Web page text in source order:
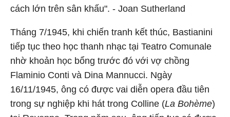
cách lớn trên sân khấu". - Joan Sutherland
Tháng 7/1945, khi chiến tranh kết thúc, Bastianini
tiếp tục theo học thanh nhạc tại Teatro Comunale
nhờ khoản học bổng trước đó với vợ chồng
Flaminio Conti và Dina Mannucci. Ngày
16/11/1945, ông có được vai diễn opera đầu tiên
trong sự nghiệp khi hát trong Colline (La Bohème)